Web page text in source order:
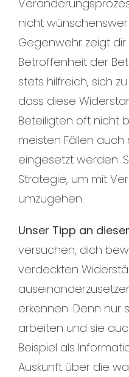
nicht
Gegenwehr zeigt
Betroffenheit der
stets hilfreich, sich
dass diese
Beteiligten oft nicht
meisten Fällen auch
eingesetzt werden.
Strategie, um mit
umzugehen.
Unser Tipp an
versuchen, dich
verdeckten
erkennen. Denn nur
arbeiten und sie
Beispiel als
Auskunft über die